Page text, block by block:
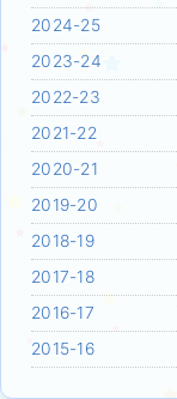
2024-25
2023-24
2022-23
2021-22
2020-21
2019-20
2018-19
2017-18
2016-17
2015-16